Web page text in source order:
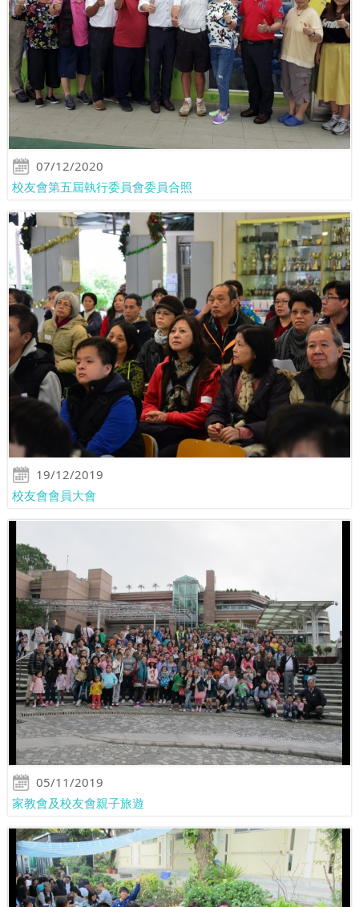
07/12/2020
校友會第五屆執行委員會委員合照
19/12/2019
校友會會員大會
05/11/2019
家教會及校友會親子旅遊